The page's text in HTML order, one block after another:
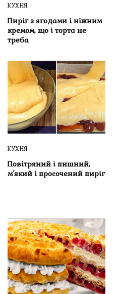
КУХНЯ
Пиріг з ягодами і ніжним
кремом, що і торта не
треба
КУХНЯ
Повітряний і пишний,
м’який і просочений пиріг